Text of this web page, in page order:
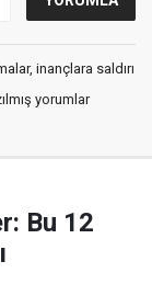
inançlara saldırı
yorumlar
Bu 12